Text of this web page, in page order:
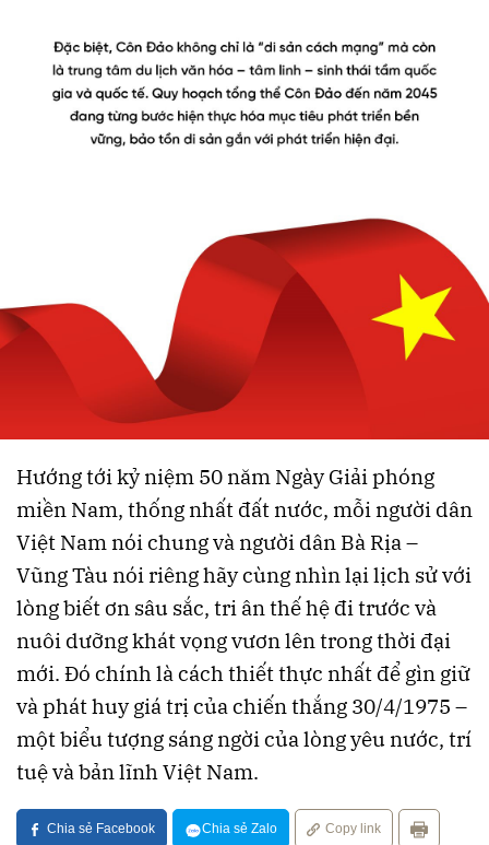
Hướng tới kỷ niệm 50 năm Ngày Giải phóng
miền Nam, thống nhất đất nước, mỗi người dân
Việt Nam nói chung và người dân Bà Rịa –
Vũng Tàu nói riêng hãy cùng nhìn lại lịch sử với
lòng biết ơn sâu sắc, tri ân thế hệ đi trước và
nuôi dưỡng khát vọng vươn lên trong thời đại
mới. Đó chính là cách thiết thực nhất để gìn giữ
và phát huy giá trị của chiến thắng 30/4/1975 –
một biểu tượng sáng ngời của lòng yêu nước, trí
tuệ và bản lĩnh Việt Nam.
Chia sẻ Facebook Chia sẻ Zalo Copy link